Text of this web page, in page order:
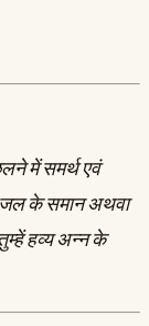
में समर्थ एवं
जल के समान अथवा
हव्य अन्न के